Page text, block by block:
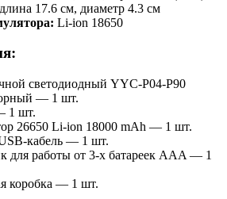
длина 17.6 см, диаметр 4.3 см
Li-ion 18650
светодиодный YYC-Р04-Р90
— 1 шт.
1 шт.
26650 Li-ion 18000 mAh — 1 шт.
кабель — 1 шт.
для работы от 3-х батареек AAA — 1
коробка — 1 шт.